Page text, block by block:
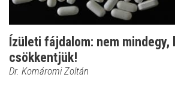
Ízületi fájdalom: nem mindegy,
csökkentjük!
Dr. Komáromi Zoltán